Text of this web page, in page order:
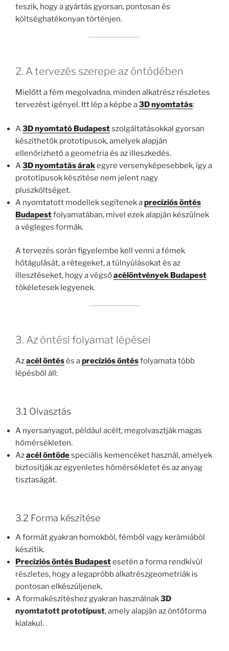
teszik, hogy a gyártás gyorsan, pontosan és
költséghatékonyan történjen.
2. A tervezés szerepe az öntödében
Mielőtt a fém megolvadna, minden alkatrész részletes
tervezést igényel. Itt lép a képbe a3D nyomtatás:
A3D nyomtató Budapestszolgáltatásokkal gyorsan
készíthetők prototípusok, amelyek alapján
ellenőrizhető a geometria és az illeszkedés.
A3D nyomtatás árakegyre versenyképesebbek, így a
prototípusok készítése nem jelent nagy
pluszköltséget.
A nyomtatott modellek segítenek aprecíziós öntés
Budapestfolyamatában, mivel ezek alapján készülnek
a végleges formák.
A tervezés során figyelembe kell venni a fémek
hőtágulását, a rétegeket, a túlnyúlásokat és az
illesztéseket, hogy a végsőacélöntvények Budapest
tökéletesek legyenek.
3. Az öntési folyamat lépései
Azacél öntésés aprecíziós öntésfolyamata több
lépésből áll:
3.1 Olvasztás
A nyersanyagot, például acélt, megolvasztják magas
hőmérsékleten.
Azacél öntödespeciális kemencéket használ, amelyek
biztosítják az egyenletes hőmérsékletet és az anyag
tisztaságát.
3.2 Forma készítése
A formát gyakran homokból, fémből vagy kerámiából
készítik.
Precíziós öntés Budapestesetén a forma rendkívül
részletes, hogy a legapróbb alkatrészgeometriák is
pontosan elkészüljenek.
A formakészítéshez gyakran használnak3D
nyomtatott prototípust, amely alapján az öntőforma
kialakul.